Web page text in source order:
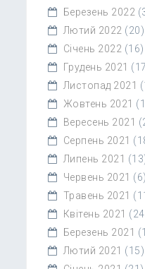
Березень 2022
Лютий 2022 (20)
Січень 2022 (16)
Грудень 2021
Листопад 2021
Жовтень 2021
Вересень 2021
Серпень 2021
Липень 2021
Червень 2021 (6)
Травень 2021
Квітень 2021
Березень 2021
Лютий 2021 (15)